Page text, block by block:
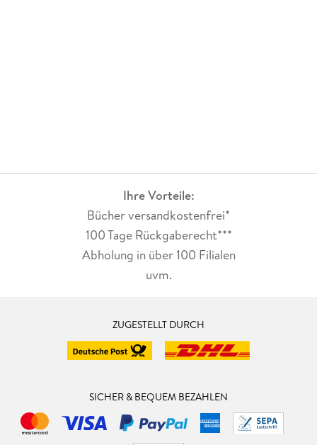
Ihre Vorteile:
Bücher versandkostenfrei*
100 Tage Rückgaberecht***
Abholung in über 100 Filialen
uvm.
ZUGESTELLT DURCH
SICHER & BEQUEM BEZAHLEN